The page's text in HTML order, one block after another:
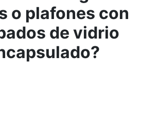
o plafones con
de vidrio